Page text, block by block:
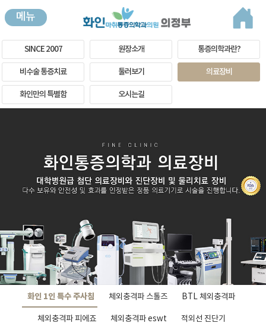
메뉴
SINCE 2007 원장소개 통증의학과란?
비수술 통증치료 둘러보기 의료장비
화인만의 특별함 오시는길
화인 1인 특수 주사침 체외충격파 스톨즈 BTL 체외충격파
체외충격파 피에죠 체외충격파 eswt 적외선 진단기